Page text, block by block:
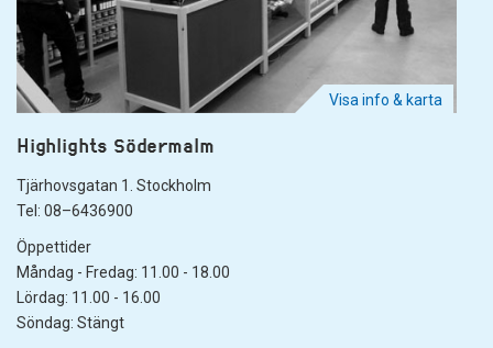
Visa info & karta
Highlights Södermalm
Tjärhovsgatan 1. Stockholm
Tel: 08–6436900
Öppettider
Måndag - Fredag: 11.00 - 18.00
Lördag: 11.00 - 16.00
Söndag: Stängt